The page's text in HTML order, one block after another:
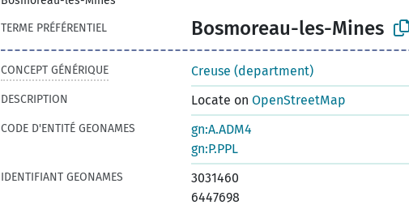
TERME PRÉFÉRENTIEL
Bosmoreau-les-Mines
CONCEPT GÉNÉRIQUE Creuse (department)
DESCRIPTION Locate on OpenStreetMap
CODE D'ENTITÉ GEONAMES
gn:A.ADM4
gn:P.PPL
IDENTIFIANT GEONAMES
3031460
6447698